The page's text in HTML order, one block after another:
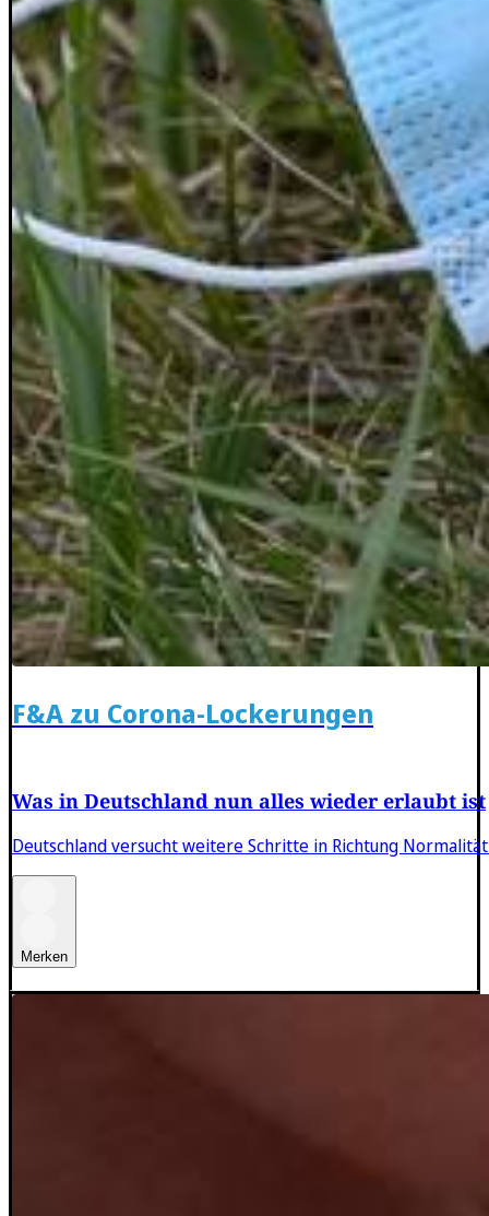
F&A zu Corona-Lockerungen
Was in Deutschland nun alles wieder erlaubt ist
Deutschland versucht weitere Schritte in Richtung
Merken